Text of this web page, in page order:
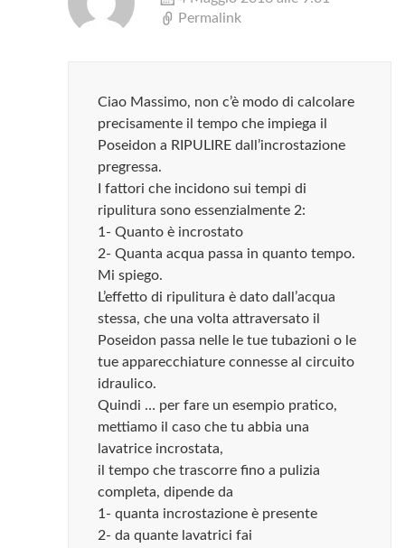
Permalink
Ciao Massimo, non c’è modo di calcolare
precisamente il tempo che impiega il
Poseidon a RIPULIRE dall’incrostazione
pregressa.
I fattori che incidono sui tempi di
ripulitura sono essenzialmente 2:
1- Quanto è incrostato
2- Quanta acqua passa in quanto tempo.
Mi spiego.
L’effetto di ripulitura è dato dall’acqua
stessa, che una volta attraversato il
Poseidon passa nelle le tue tubazioni o le
tue apparecchiature connesse al circuito
idraulico.
Quindi … per fare un esempio pratico,
mettiamo il caso che tu abbia una
lavatrice incrostata,
il tempo che trascorre fino a pulizia
completa, dipende da
1- quanta incrostazione è presente
2- da quante lavatrici fai